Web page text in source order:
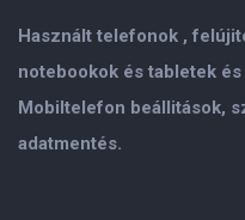
Használt telefonok ,
notebookok és tabletek
Mobiltelefon beállitások,
adatmentés.